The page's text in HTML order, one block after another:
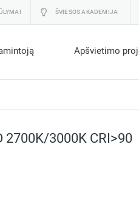
ŠVIESOS AKADEMIJA
Apšvietimo
2700K/3000K CRI>90